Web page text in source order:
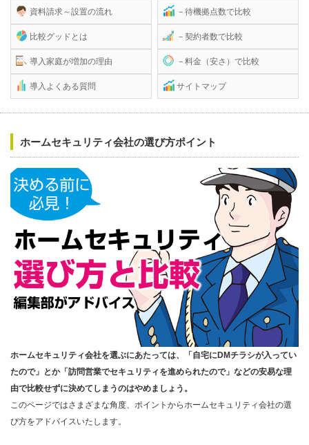
資料請求～設置の流れ
比較グッドとは
導入家庭が増加の理由
導入よくある質問
－待機拠点数で比較
－契約者数で比較
－料金（安さ）で比較
サイトマップ
ホームセキュリティ会社の選び方ポイント
ホームセキュリティ会社を選ぶにあたっては、「自宅にDMチラシが入ってい
たので」とか「訪問営業でセキュリティを進められたので」などの安易な理
由で比較せずに決めてしまうのはやめましょう。
このページではさまざまな角度、ポイントからホームセキュリティ会社の選
び方をアドバイスいたします。